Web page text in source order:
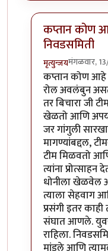
कप्तान कोण
निवडसमिती
मृत्युन्जयमंगळवार,
In reply to
कप्तान कोण आहे
रोल अवलंबुन
तर बिचारा जी
खेळतो आणि
जर गांगुली
मागण्यांबद्दल,
टीम मिळवतो
त्यांना
धोनीला खेळवेल
त्याला सेहवाग
प्रसंगी इतर
संघात आणले.
राहिला.